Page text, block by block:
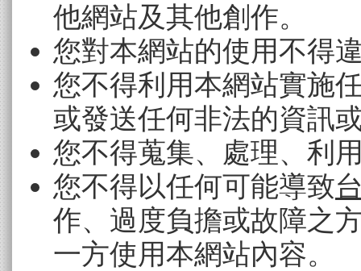
他網站及其他創作。
您對本網站的使用不得
您不得利用本網站實施
或發送任何非法的資訊
您不得蒐集、處理、利
您不得以任何可能導致
作、過度負擔或故障之
一方使用本網站內容。